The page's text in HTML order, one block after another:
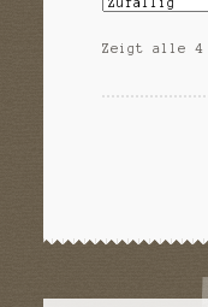
Zeigt alle 4